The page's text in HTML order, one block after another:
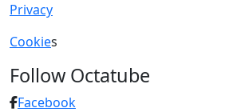
Privacy
Cookies
Follow Octatube
Facebook